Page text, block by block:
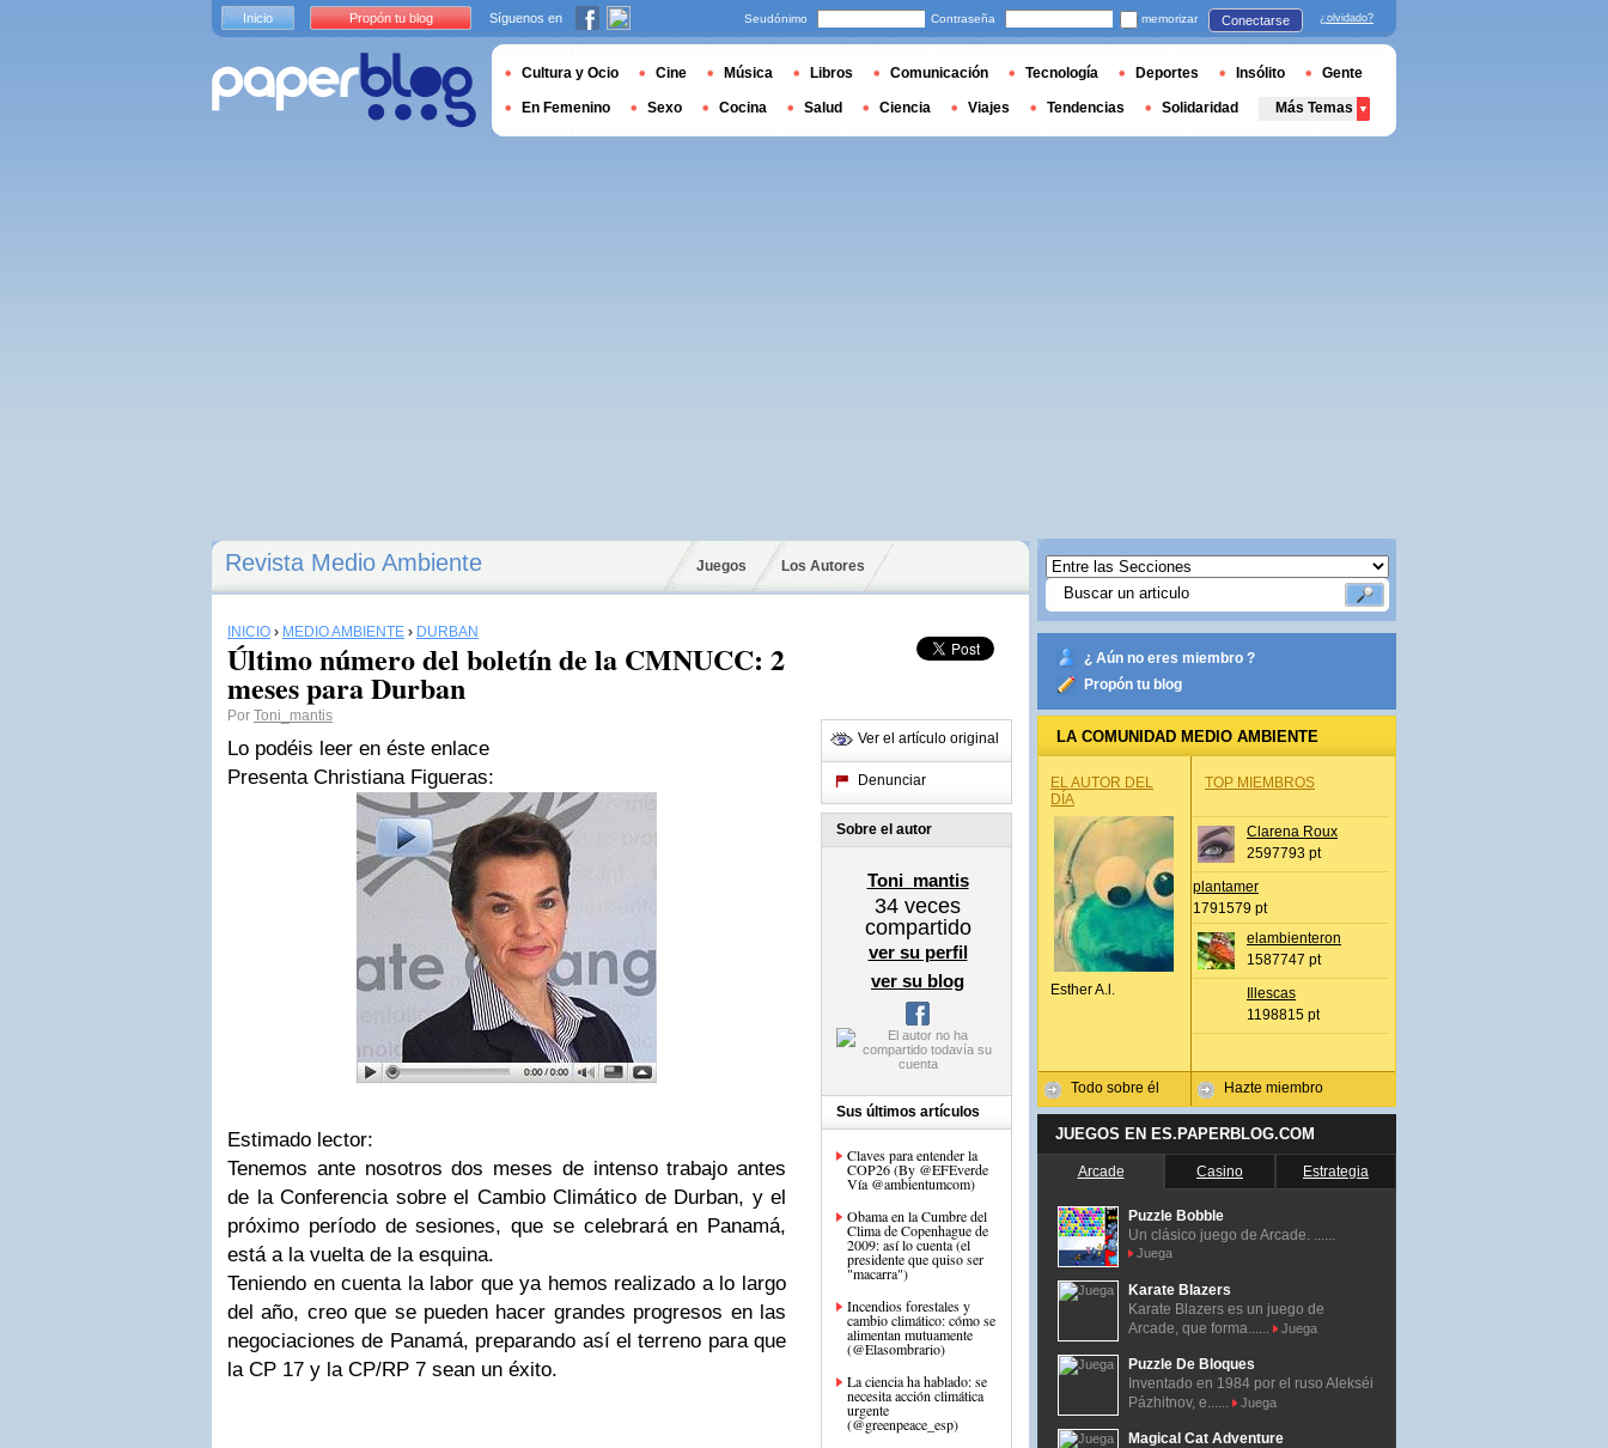
Revista Medio Ambiente Juegos Los Autores
INICIO › MEDIO AMBIENTE › DURBAN
Último número del boletín de la CMNUCC: 2
meses para Durban
Por Toni_mantis
Lo podéis leer en éste enlace
Presenta Christiana Figueras:
Estimado lector:
Tenemos ante nosotros dos meses de intenso trabajo antes
de la Conferencia sobre el Cambio Climático de Durban, y el
próximo período de sesiones, que se celebrará en Panamá,
está a la vuelta de la esquina.
Teniendo en cuenta la labor que ya hemos realizado a lo largo
del año, creo que se pueden hacer grandes progresos en las
negociaciones de Panamá, preparando así el terreno para que
la CP 17 y la CP/RP 7 sean un éxito.
Ver el artículo original
Denunciar
Sobre el autor
Toni_mantis
34 veces
compartido
ver su perfil
ver su blog
Sus últimos artículos
Claves para entender la
COP26 (By @EFEverde
Vía @ambientumcom)
Obama en la Cumbre del
Clima de Copenhague de
2009: así lo cuenta (el
presidente que quiso ser
"macarra")
Incendios forestales y
cambio climático: cómo se
alimentan mutuamente
(@Elasombrario)
La ciencia ha hablado: se
necesita acción climática
urgente
(@greenpeace_esp)
¿ Aún no eres miembro ?
Propón tu blog
LA COMUNIDAD MEDIO AMBIENTE
EL AUTOR DEL
DÍA
Esther A.l.
Todo sobre él
TOP MIEMBROS
Clarena Roux
2597793 pt
plantamer
1791579 pt
elambienteron
1587747 pt
Illescas
1198815 pt
Hazte miembro
JUEGOS EN ES.PAPERBLOG.COM
Arcade Casino Estrategia
Puzzle Bobble
Un clásico juego de Arcade. ......
Juega
Karate Blazers
Karate Blazers es un juego de
Arcade, que forma......
Juega
Puzzle De Bloques
Inventado en 1984 por el ruso Alekséi
Pázhitnov, e......
Juega
Magical Cat Adventure
Inicio Propón tu blog Síguenos en Seudónimo Contraseña memorizar Conectarse ¿olvidado?
Cultura y Ocio Cine Música Libros Comunicación Tecnología Deportes Insólito Gente
En Femenino Sexo Cocina Salud Ciencia Viajes Tendencias Solidaridad Más Temas